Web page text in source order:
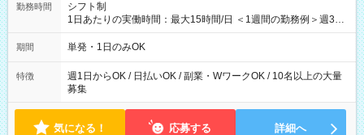
勤務時間
シフト制
1日あたりの実働時間：最大15時間/日 ＜1週間の勤務例＞週3回
勤務 勤務：月・水・金 休み：火・木・土・日 好きな時にお仕事
可能です！ ※1日あたりの最大実働時間は日勤、夜勤共に勤務し
期間 単発・1日のみOK
特徴
週1日からOK / 日払いOK / 副業・WワークOK / 10名以上の大量
募集
気になる！ 応募する 詳細へ